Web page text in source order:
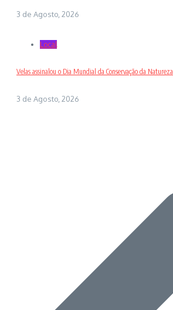
3 de Agosto, 2026
Local
Velas assinalou o Dia Mundial da Conservação da Natureza
3 de Agosto, 2026